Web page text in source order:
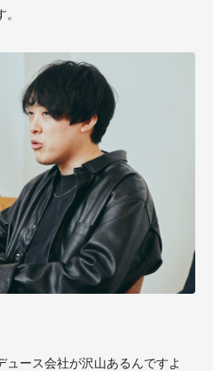
ュース会社が沢山あるんですよ